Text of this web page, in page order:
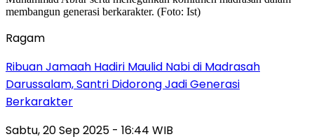
Ragam
Ribuan Jamaah Hadiri Maulid Nabi di Madrasah
Darussalam, Santri Didorong Jadi Generasi
Berkarakter
Sabtu, 20 Sep 2025 - 16:44 WIB